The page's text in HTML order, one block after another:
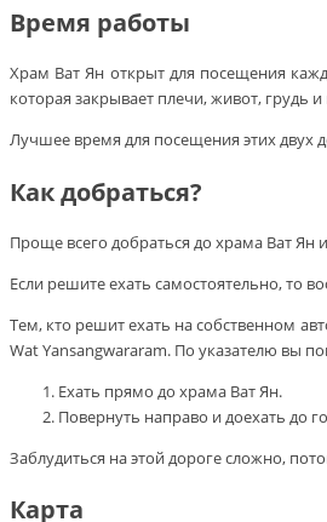
Время работы
Храм Ват Ян открыт для посещения
которая закрывает плечи, живот, грудь
Лучшее время для посещения этих двух
Как добраться?
Проще всего добраться до храма Ват Ян
Если решите ехать самостоятельно, то
Тем, кто решит ехать на собственном
Wat Yansangwararam. По указателю вы
Ехать прямо до храма Ват Ян.
Повернуть направо и доехать до
Заблудиться на этой дороге сложно,
Карта